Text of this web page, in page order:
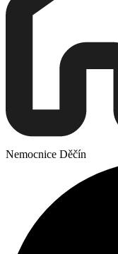
Nemocnice Děčín